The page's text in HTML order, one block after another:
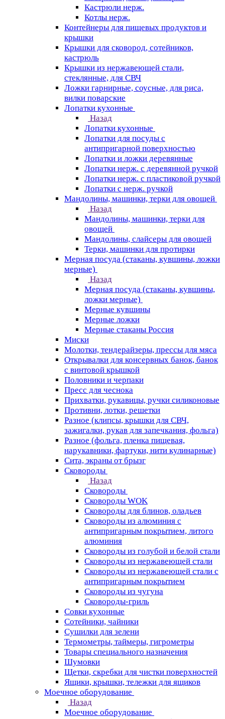
Кастрюли нерж.
Котлы нерж.
Контейнеры для пищевых продуктов и
крышки
Крышки для сковород, сотейников,
кастрюль
Крышки из нержавеющей стали,
стеклянные, для СВЧ
Ложки гарнирные, соусные, для риса,
вилки поварские
Лопатки кухонные
Назад
Лопатки кухонные
Лопатки для посуды с
антипригарной поверхностью
Лопатки и ложки деревянные
Лопатки нерж. с деревянной ручкой
Лопатки нерж. с пластиковой ручкой
Лопатки с нерж. ручкой
Мандолины, машинки, терки для овощей
Назад
Мандолины, машинки, терки для
овощей
Мандолины, слайсеры для овощей
Терки, машинки для протирки
Мерная посуда (стаканы, кувшины, ложки
мерные)
Назад
Мерная посуда (стаканы, кувшины,
ложки мерные)
Мерные кувшины
Мерные ложки
Мерные стаканы Россия
Миски
Молотки, тендерайзеры, прессы для мяса
Открывалки для консервных банок, банок
с винтовой крышкой
Половники и черпаки
Пресс для чеснока
Прихватки, рукавицы, ручки силиконовые
Противни, лотки, решетки
Разное (клипсы, крышки для СВЧ,
зажигалки, рукав для запечкания, фольга)
Разное (фольга, пленка пищевая,
нарукавники, фартуки, нити кулинарные)
Сита, экраны от брызг
Сковороды
Назад
Сковороды
Сковороды WOK
Сковороды для блинов, оладьев
Сковороды из алюминия с
антипригарным покрытием, литого
алюминия
Сковороды из голубой и белой стали
Сковороды из нержавеющей стали
Сковороды из нержавеющей стали с
антипригарным покрытием
Сковороды из чугуна
Сковороды-гриль
Совки кухонные
Сотейники, чайники
Сушилки для зелени
Термометры, таймеры, гигрометры
Товары специального назначения
Шумовки
Щетки, скребки для чистки поверхностей
Ящики, крышки, тележки для ящиков
Моечное оборудование
Назад
Моечное оборудование